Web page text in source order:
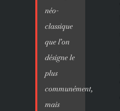
néo-
classique
que l’on
désigne le
plus
communément,
mais